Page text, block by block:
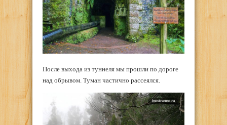
После выхода из туннеля мы прошли по дороге
над обрывом. Туман частично рассеялся.